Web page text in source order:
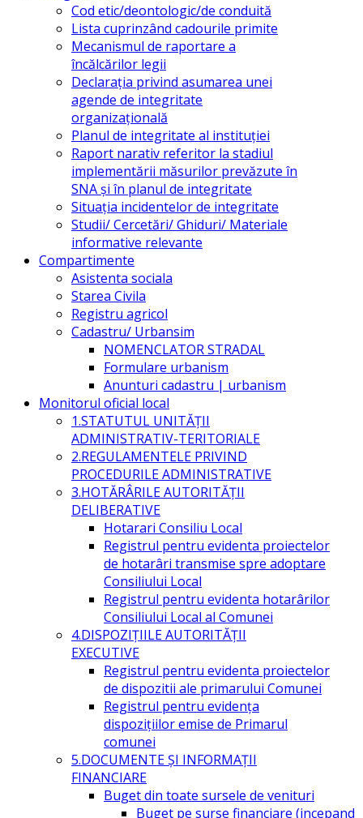
Cod etic/deontologic/de conduită
Lista cuprinzând cadourile primite
Mecanismul de raportare a
încălcărilor legii
Declarația privind asumarea unei
agende de integritate
organizațională
Planul de integritate al instituției
Raport narativ referitor la stadiul
implementării măsurilor prevăzute în
SNA și în planul de integritate
Situația incidentelor de integritate
Studii/ Cercetări/ Ghiduri/ Materiale
informative relevante
Compartimente
Asistenta sociala
Starea Civila
Registru agricol
Cadastru/ Urbansim
NOMENCLATOR STRADAL
Formulare urbanism
Anunturi cadastru | urbanism
Monitorul oficial local
1.STATUTUL UNITĂŢII
ADMINISTRATIV-TERITORIALE
2.REGULAMENTELE PRIVIND
PROCEDURILE ADMINISTRATIVE
3.HOTĂRÂRILE AUTORITĂŢII
DELIBERATIVE
Hotarari Consiliu Local
Registrul pentru evidenta proiectelor
de hotarâri transmise spre adoptare
Consiliului Local
Registrul pentru evidenta hotarârilor
Consiliului Local al Comunei
4.DISPOZIŢIILE AUTORITĂŢII
EXECUTIVE
Registrul pentru evidenta proiectelor
de dispozitii ale primarului Comunei
Registrul pentru evidența
dispozițiilor emise de Primarul
comunei
5.DOCUMENTE ŞI INFORMAŢII
FINANCIARE
Buget din toate sursele de venituri
Buget pe surse financiare (incepand